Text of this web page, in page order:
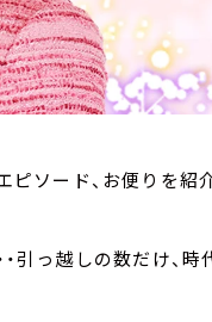
ソード、お便りを紹
引っ越しの数だけ、